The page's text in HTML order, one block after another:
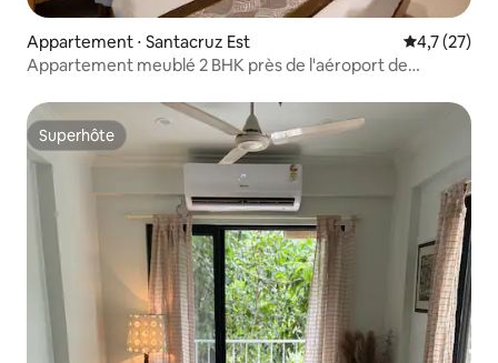
Appartement ⋅ Santacruz Est Évaluation
4,7 (27)
Appartement meublé 2 BHK près de l'aéroport de
Superhôte
Superhôte